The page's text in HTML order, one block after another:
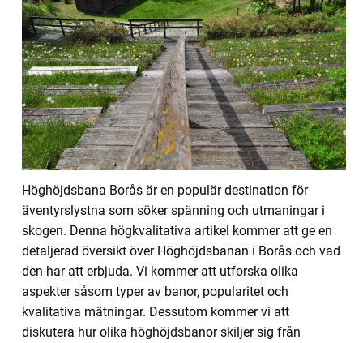
Höghöjdsbana Borås är en populär destination för
äventyrslystna som söker spänning och utmaningar i
skogen. Denna högkvalitativa artikel kommer att ge en
detaljerad översikt över Höghöjdsbanan i Borås och vad
den har att erbjuda. Vi kommer att utforska olika
aspekter såsom typer av banor, popularitet och
kvalitativa mätningar. Dessutom kommer vi att
diskutera hur olika höghöjdsbanor skiljer sig från